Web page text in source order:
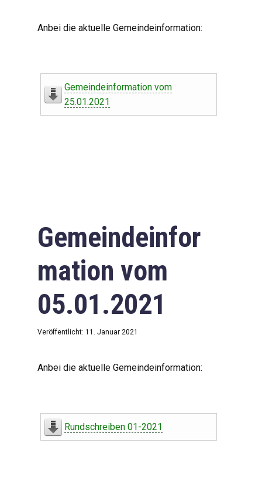
Anbei die aktuelle Gemeindeinformation:
Gemeindeinformation vom
25.01.2021
Gemeindeinfor
mation vom
05.01.2021
Veröffentlicht: 11. Januar 2021
Anbei die aktuelle Gemeindeinformation:
Rundschreiben 01-2021